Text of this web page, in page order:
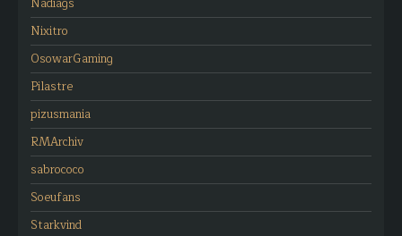
Nixitro
OsowarGaming
Pilastre
pizusmania
RMArchiv
sabrococo
Soeufans
Starkvind